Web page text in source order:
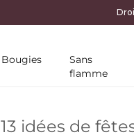
10 %
Bougies
Sans
flamme
13 idées de